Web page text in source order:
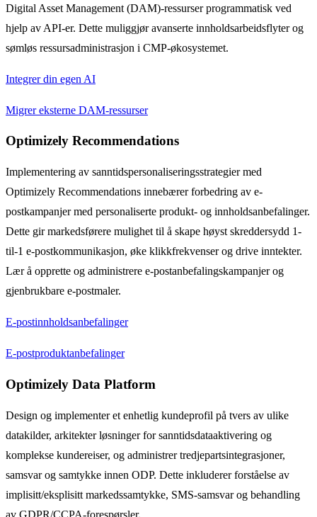
Digital Asset Management (DAM)-ressurser programmatisk ved
hjelp av API-er. Dette muliggjør avanserte innholdsarbeidsflyter og
sømløs ressursadministrasjon i CMP-økosystemet.
Integrer din egen AI
Migrer eksterne DAM-ressurser
Optimizely Recommendations
Implementering av sanntidspersonaliseringsstrategier med
Optimizely Recommendations innebærer forbedring av e-
postkampanjer med personaliserte produkt- og innholdsanbefalinger.
Dette gir markedsførere mulighet til å skape høyst skreddersydd 1-
til-1 e-postkommunikasjon, øke klikkfrekvenser og drive inntekter.
Lær å opprette og administrere e-postanbefalingskampanjer og
gjenbrukbare e-postmaler.
E-postinnholdsanbefalinger
E-postproduktanbefalinger
Optimizely Data Platform
Design og implementer et enhetlig kundeprofil på tvers av ulike
datakilder, arkitekter løsninger for sanntidsdataaktivering og
komplekse kundereiser, og administrer tredjepartsintegrasjoner,
samsvar og samtykke innen ODP. Dette inkluderer forståelse av
implisitt/eksplisitt markedssamtykke, SMS-samsvar og behandling
av GDPR/CCPA-forespørsler.